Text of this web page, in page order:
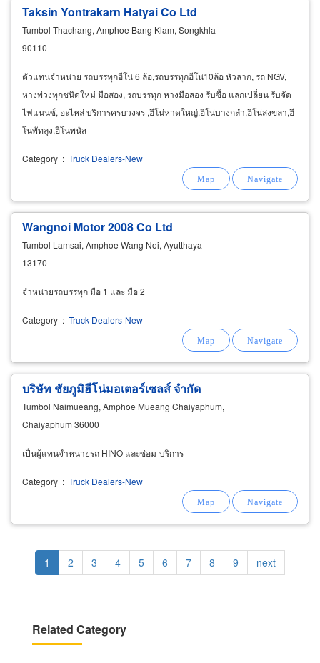
Taksin Yontrakarn Hatyai Co Ltd
Tumbol Thachang, Amphoe Bang Klam, Songkhla
90110
ตัวแทนจำหน่าย รถบรรทุกฮีโน่ 6 ล้อ,รถบรรทุกฮีโน่10ล้อ หัวลาก, รถ NGV,
หางพ่วงทุกชนิดใหม่ มือสอง, รถบรรทุก หางมือสอง รับซื้อ แลกเปลี่ยน รับจัด
ไฟแนนซ์, อะไหล่ บริการครบวงจร ,ฮีโน่หาดใหญ่,ฮีโน่บางกล่ำ,ฮีโน่สงขลา,ฮี
โน่พัทลุง,ฮีโน่พนัส
Category : Truck Dealers-New
Wangnoi Motor 2008 Co Ltd
Tumbol Lamsai, Amphoe Wang Noi, Ayutthaya
13170
จำหน่ายรถบรรทุก มือ 1 และ มือ 2
Category : Truck Dealers-New
บริษัท ชัยภูมิฮีโน่มอเตอร์เซลส์ จำกัด
Tumbol Naimueang, Amphoe Mueang Chaiyaphum,
Chaiyaphum 36000
เป็นผู้แทนจำหน่ายรถ HINO และซ่อม-บริการ
Category : Truck Dealers-New
Pagination
Current
page
1 Page
2 Page
3 Page
4 Page
5 Page
6 Page
7 Page
8 Page
9
Next
page
next
Related Category